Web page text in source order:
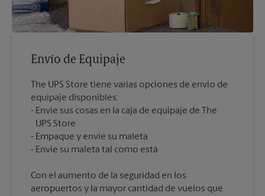
Envío de Equipaje
The UPS Store tiene varias opciones de envío de
equipaje disponibles:
Envíe sus cosas en la caja de equipaje de The
UPS Store
Empaque y envíe su maleta
Con el aumento de la seguridad en los
aeropuertos y la mayor cantidad de vuelos que